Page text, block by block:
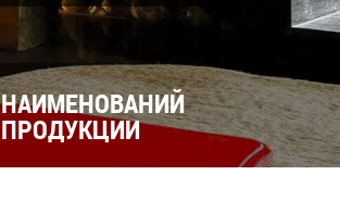
НАИМЕНОВАНИЙ
ПРОДУКЦИИ